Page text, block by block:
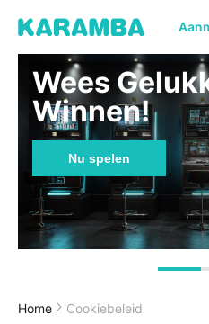
Wees
Winnen!
Nu spelen
Home Cookiebeleid